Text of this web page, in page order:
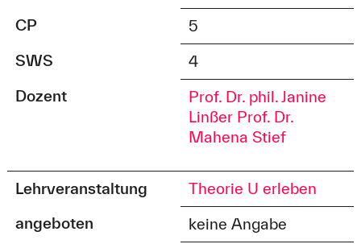
CP
5
SWS
4
Dozent
Prof. Dr. phil. Janine
Linßer Prof. Dr.
Mahena Stief
Lehrveranstaltung
Theorie U erleben
angeboten
keine Angabe